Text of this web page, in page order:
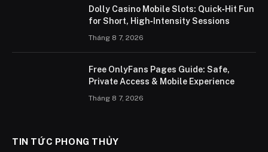
Dolly Casino Mobile Slots: Quick‑Hit Fun
for Short, High‑Intensity Sessions
Tháng 8 7, 2026
Free OnlyFans Pages Guide: Safe,
Private Access & Mobile Experience
Tháng 8 7, 2026
TIN TỨC PHONG THỦY